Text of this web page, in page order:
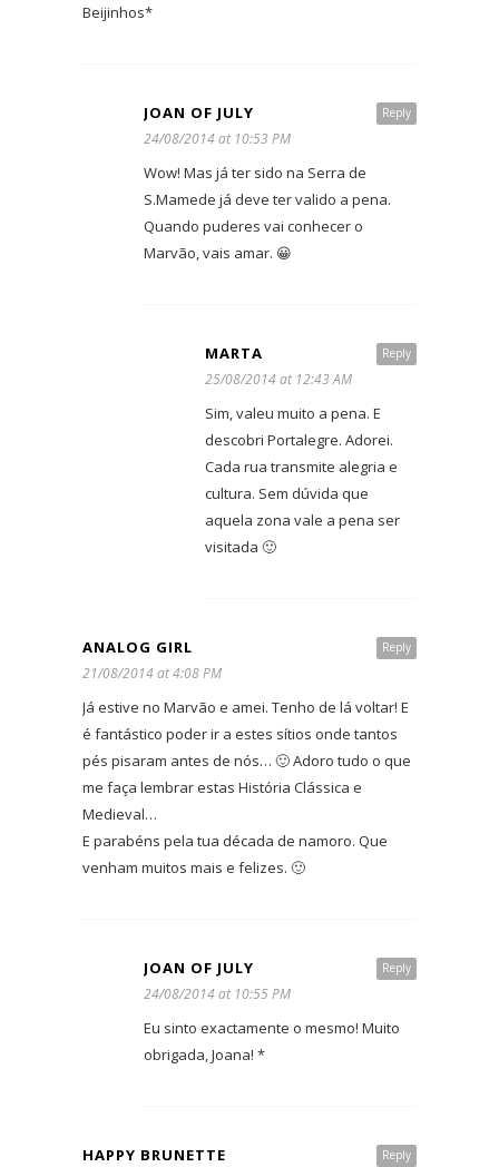
Beijinhos*
Reply
JOAN OF JULY
24/08/2014 at 10:53 PM
Wow! Mas já ter sido na Serra de
S.Mamede já deve ter valido a pena.
Quando puderes vai conhecer o
Marvão, vais amar. 😀
Reply
MARTA
25/08/2014 at 12:43 AM
Sim, valeu muito a pena. E
descobri Portalegre. Adorei.
Cada rua transmite alegria e
cultura. Sem dúvida que
aquela zona vale a pena ser
visitada 🙂
Reply
ANALOG GIRL
21/08/2014 at 4:08 PM
Já estive no Marvão e amei. Tenho de lá voltar! E
é fantástico poder ir a estes sítios onde tantos
pés pisaram antes de nós… 🙂 Adoro tudo o que
me faça lembrar estas História Clássica e
Medieval…
E parabéns pela tua década de namoro. Que
venham muitos mais e felizes. 🙂
Reply
JOAN OF JULY
24/08/2014 at 10:55 PM
Eu sinto exactamente o mesmo! Muito
obrigada, Joana! *
Reply
HAPPY BRUNETTE